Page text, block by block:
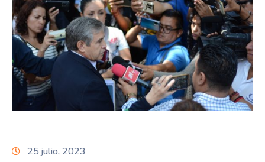
Servicios
Licitaciones
Transparencia
Directorio
25 julio, 2023